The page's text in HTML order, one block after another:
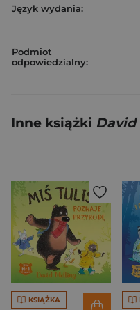
Język wydania:
Podmiot
odpowiedzialny:
Inne książki David
KSIĄŻKA